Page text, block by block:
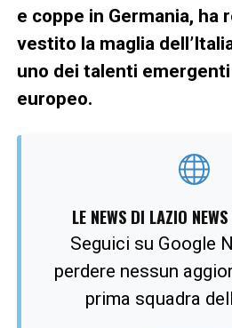
e coppe in Germania, ha
vestito la maglia
uno dei talenti
europeo.
LE NEWS DI LAZIO
Seguici su Google
perdere nessun
prima squadra